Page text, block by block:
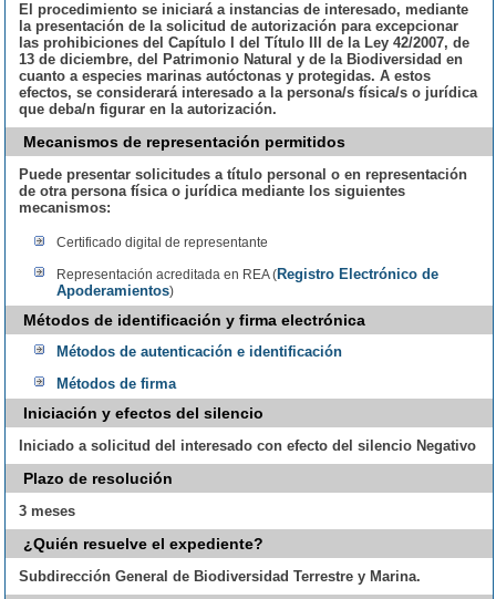
El procedimiento se iniciará a instancias de interesado, mediante
la presentación de la solicitud de autorización para excepcionar
las prohibiciones del Capítulo I del Título III de la Ley 42/2007, de
13 de diciembre, del Patrimonio Natural y de la Biodiversidad en
cuanto a especies marinas autóctonas y protegidas. A estos
efectos, se considerará interesado a la persona/s física/s o jurídica
que deba/n figurar en la autorización.
Mecanismos de representación permitidos
Puede presentar solicitudes a título personal o en representación
de otra persona física o jurídica mediante los siguientes
mecanismos:
Certificado digital de representante
Representación acreditada en REA (Registro Electrónico de
Apoderamientos)
Métodos de identificación y firma electrónica
Métodos de autenticación e identificación
Métodos de firma
Iniciación y efectos del silencio
Iniciado a solicitud del interesado con efecto del silencio Negativo
Plazo de resolución
3 meses
¿Quién resuelve el expediente?
Subdirección General de Biodiversidad Terrestre y Marina.